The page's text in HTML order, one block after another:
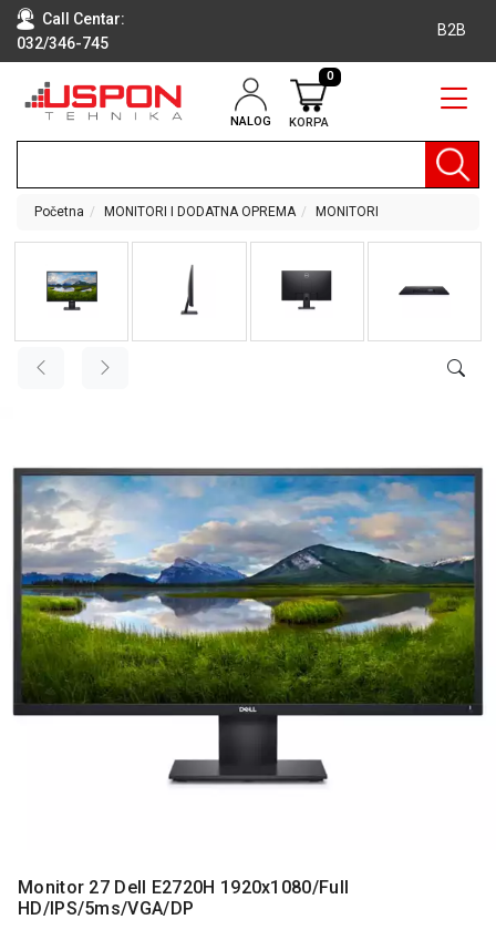
Call Centar:
032/346-745
B2B
NALOG KORPA
0
RAČUNARI
TEHNIKA
OPREMA
AUDIO,
VIDEO
MONITORI
DODATNA
OPREMA
MOBILNI I
FIKSNI
TELEFONI
MALI
RAČUNARSKE
KOMPONENTE
Početna MONITORI I DODATNA OPREMA MONITORI
Monitor 27 Dell E2720H 1920x1080/Full
HD/IPS/5ms/VGA/DP